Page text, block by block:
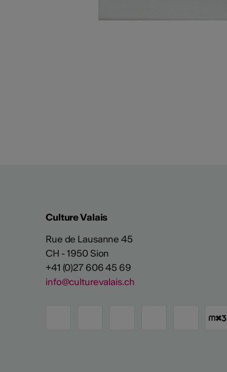
Culture Valais
Rue de Lausanne 45
CH - 1950 Sion
+41 (0)27 606 45 69
info@culturevalais.ch